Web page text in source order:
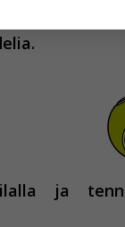
ja
käytön.